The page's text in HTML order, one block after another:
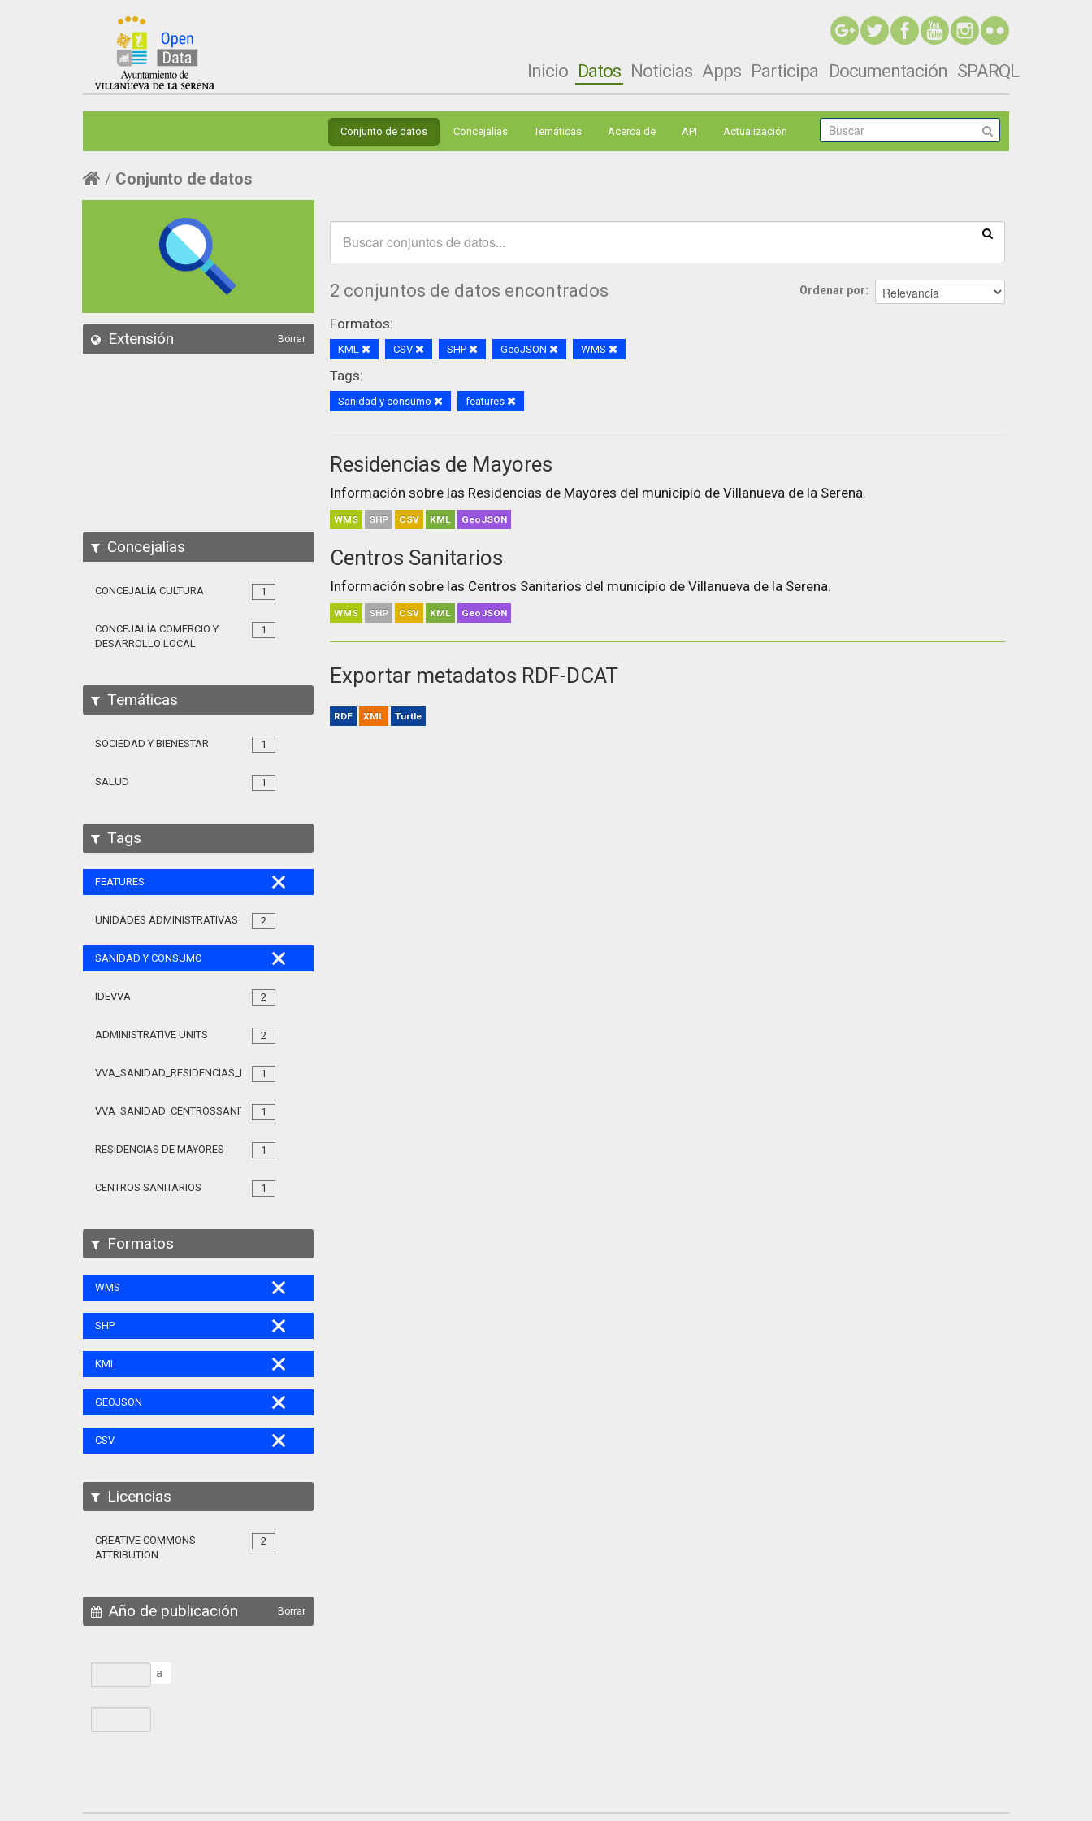
Inicio Datos Noticias Apps Participa Documentación SPARQL
Conjunto de datos Concejalías Temáticas Acerca de API Actualización
Conjunto de datos
Extensión Borrar
Concejalías
1
CONCEJALÍA CULTURA
1
CONCEJALÍA COMERCIO Y
DESARROLLO LOCAL
Temáticas
1
SOCIEDAD Y BIENESTAR
1
SALUD
Tags
FEATURES
2
UNIDADES ADMINISTRATIVAS
SANIDAD Y CONSUMO
2
IDEVVA
2
ADMINISTRATIVE UNITS
1
VVA_SANIDAD_RESIDENCIAS_MAYORES_105
1
VVA_SANIDAD_CENTROSSANITARIOS_105
1
RESIDENCIAS DE MAYORES
1
CENTROS SANITARIOS
Formatos
WMS
SHP
KML
GEOJSON
CSV
Licencias
2
CREATIVE COMMONS
ATTRIBUTION
Año de publicación Borrar
a
Ordenar por
2 conjuntos de datos encontrados
Formatos:
KML CSV SHP GeoJSON WMS
Tags:
Sanidad y consumo features
Residencias de Mayores
Información sobre las Residencias de Mayores del municipio de Villanueva de la Serena.
WMS SHP CSV KML GeoJSON
Centros Sanitarios
Información sobre las Centros Sanitarios del municipio de Villanueva de la Serena.
WMS SHP CSV KML GeoJSON
Exportar metadatos RDF-DCAT
RDF XML Turtle